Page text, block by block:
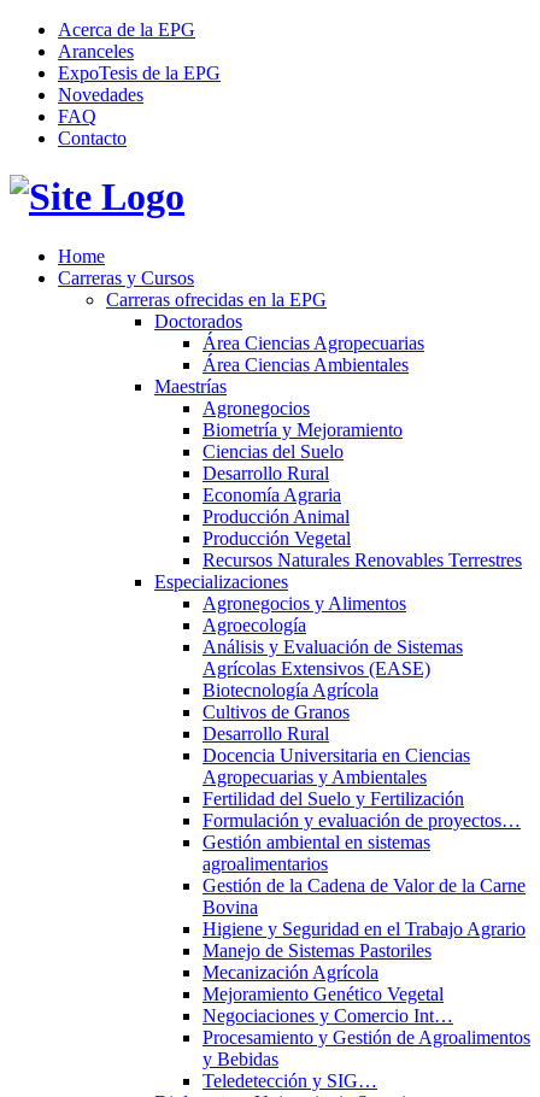
Acerca de la EPG
Aranceles
ExpoTesis de la EPG
Novedades
FAQ
Contacto
Home
Carreras y Cursos
Carreras ofrecidas en la EPG
Doctorados
Área Ciencias Agropecuarias
Área Ciencias Ambientales
Maestrías
Agronegocios
Biometría y Mejoramiento
Ciencias del Suelo
Desarrollo Rural
Economía Agraria
Producción Animal
Producción Vegetal
Recursos Naturales Renovables Terrestres
Especializaciones
Agronegocios y Alimentos
Agroecología
Análisis y Evaluación de Sistemas
Agrícolas Extensivos (EASE)
Biotecnología Agrícola
Cultivos de Granos
Desarrollo Rural
Docencia Universitaria en Ciencias
Agropecuarias y Ambientales
Fertilidad del Suelo y Fertilización
Formulación y evaluación de proyectos…
Gestión ambiental en sistemas
agroalimentarios
Gestión de la Cadena de Valor de la Carne
Bovina
Higiene y Seguridad en el Trabajo Agrario
Manejo de Sistemas Pastoriles
Mecanización Agrícola
Mejoramiento Genético Vegetal
Negociaciones y Comercio Int…
Procesamiento y Gestión de Agroalimentos
y Bebidas
Teledetección y SIG…